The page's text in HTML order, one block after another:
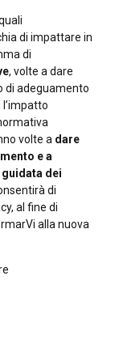
di impattare in
di
, volte a dare
di adeguamento
volte a dare
e a
guidata dei
di
al fine di
alla nuova